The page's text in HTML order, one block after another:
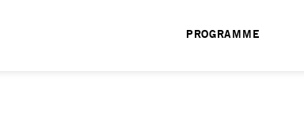
PROGRAMME